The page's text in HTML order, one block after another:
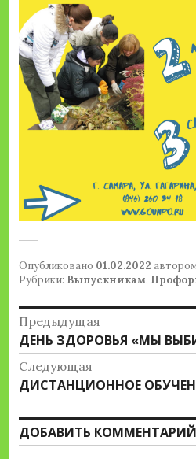
Опубликовано 01.02.2022
Рубрики: Выпускникам,
Навигация
по
записям
Предыдущая
Предыдущая
запись:
ДЕНЬ ЗДОРОВЬЯ «МЫ
Следующая
Следующая
запись:
ДИСТАНЦИОННОЕ
ДОБАВИТЬ КОММЕНТАРИЙ